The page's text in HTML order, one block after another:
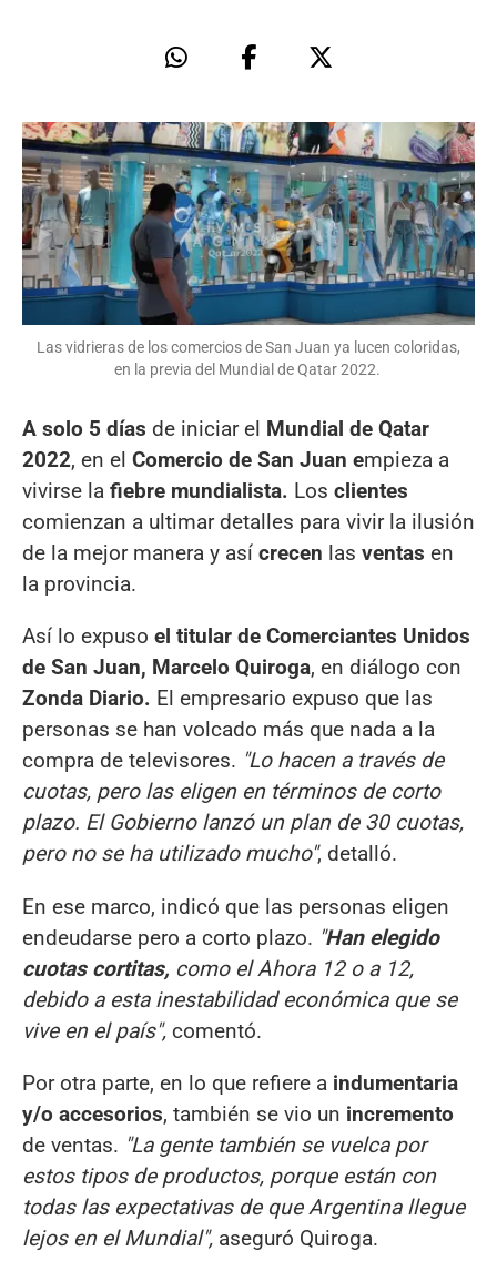
Las vidrieras de los comercios de San Juan ya lucen coloridas,
en la previa del Mundial de Qatar 2022.
A solo 5 días de iniciar el Mundial de Qatar
2022, en el Comercio de San Juan empieza a
vivirse la fiebre mundialista. Los clientes
comienzan a ultimar detalles para vivir la ilusión
de la mejor manera y así crecen las ventas en
la provincia.
Así lo expuso el titular de Comerciantes Unidos
de San Juan, Marcelo Quiroga, en diálogo con
Zonda Diario. El empresario expuso que las
personas se han volcado más que nada a la
compra de televisores. "Lo hacen a través de
cuotas, pero las eligen en términos de corto
plazo. El Gobierno lanzó un plan de 30 cuotas,
pero no se ha utilizado mucho", detalló.
En ese marco, indicó que las personas eligen
endeudarse pero a corto plazo. "Han elegido
cuotas cortitas, como el Ahora 12 o a 12,
debido a esta inestabilidad económica que se
vive en el país", comentó.
Por otra parte, en lo que refiere a indumentaria
y/o accesorios, también se vio un incremento
de ventas. "La gente también se vuelca por
estos tipos de productos, porque están con
todas las expectativas de que Argentina llegue
lejos en el Mundial", aseguró Quiroga.